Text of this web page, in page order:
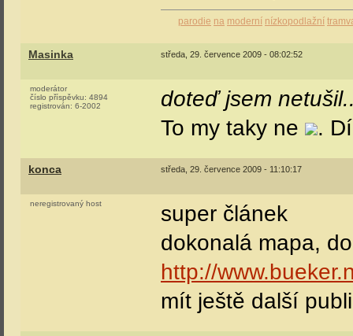
parodie na moderní nízkopodlažní
Masinka středa, 29. července 2009 - 08:02:52
moderátor
číslo příspěvku: 4894
registrován: 6-2002
doteď jsem
To my taky ne
.
konca středa, 29. července 2009 - 11:10:17
neregistrovaný host
super článek
dokonalá mapa,
http://
mít ještě další